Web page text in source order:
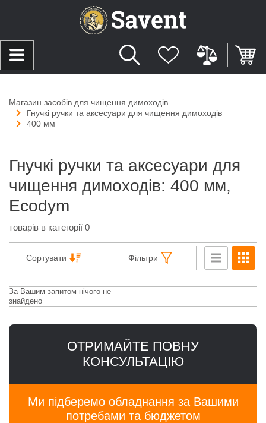
Магазин засобів для чищення димоходів
Гнучкі ручки та аксесуари для чищення димоходів
400 мм
Гнучкі ручки та аксесуари для
чищення димоходів: 400 мм,
Ecodym
товарів в категорії 0
Сортувати Фільтри
За Вашим запитом нічого не
знайдено
ОТРИМАЙТЕ ПОВНУ
КОНСУЛЬТАЦІЮ
Ми підберемо обладнання за Вашими
потребами та бюджетом